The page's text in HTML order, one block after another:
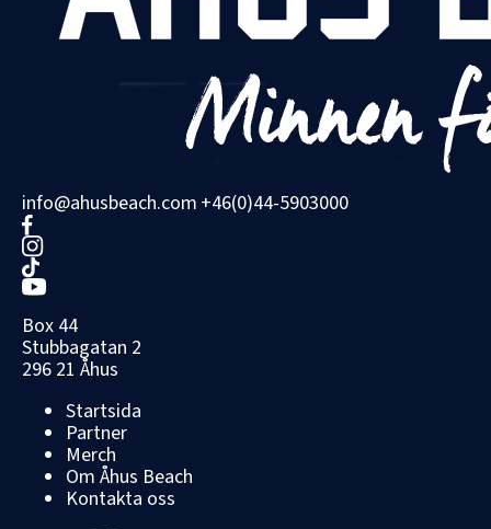
info@ahusbeach.com +46(0)44-5903000
Box 44
Stubbagatan 2
296 21 Åhus
Startsida
Partner
Merch
Om Åhus Beach
Kontakta oss